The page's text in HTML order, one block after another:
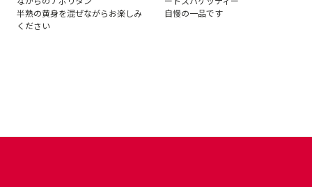
半熟の黄身を混ぜながらお楽しみ
ください
自慢の一品です